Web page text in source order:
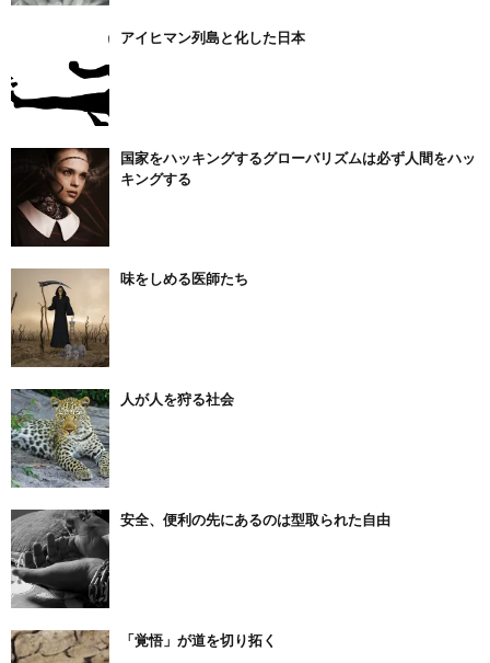
アイヒマン列島と化した日本
国家をハッキングするグローバリズムは必ず人間をハッ
キングする
味をしめる医師たち
人が人を狩る社会
安全、便利の先にあるのは型取られた自由
「覚悟」が道を切り拓く